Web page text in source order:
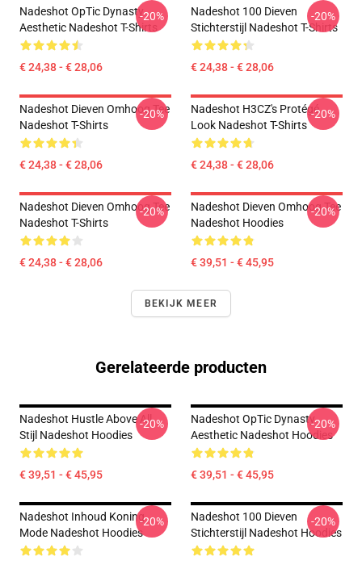
Nadeshot OpTic Dynasty
Aesthetic Nadeshot T-Shirts
€ 24,38 - € 28,06
-20%
Nadeshot 100 Dieven
Stichterstijl Nadeshot T-Shirts
€ 24,38 - € 28,06
-20%
Nadeshot Dieven Omhoog Tee
Nadeshot T-Shirts
€ 24,38 - € 28,06
-20%
Nadeshot H3CZ's Protégé
Look Nadeshot T-Shirts
€ 24,38 - € 28,06
-20%
Nadeshot Dieven Omhoog Tee
Nadeshot T-Shirts
€ 24,38 - € 28,06
-20%
Nadeshot Dieven Omhoog Tee
Nadeshot Hoodies
€ 39,51 - € 45,95
-20%
BEKIJK MEER
Gerelateerde producten
Nadeshot Hustle Above All
Stijl Nadeshot Hoodies
€ 39,51 - € 45,95
-20%
Nadeshot OpTic Dynasty
Aesthetic Nadeshot Hoodies
€ 39,51 - € 45,95
-20%
Nadeshot Inhoud Koning
Mode Nadeshot Hoodies
-20%
Nadeshot 100 Dieven
Stichterstijl Nadeshot Hoodies
-20%